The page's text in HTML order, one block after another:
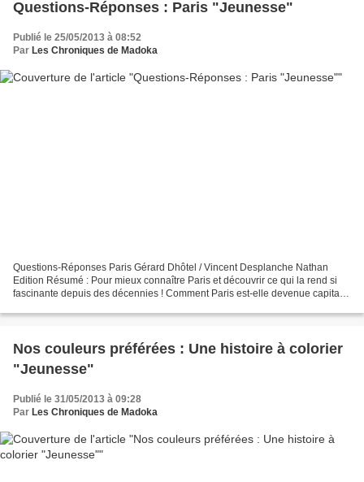
Questions-Réponses : Paris "Jeunesse"
Publié le 25/05/2013 à 08:52
Par Les Chroniques de Madoka
Questions-Réponses Paris Gérard Dhôtel / Vincent Desplanche Nathan
Edition Résumé : Pour mieux connaître Paris et découvrir ce qui la rend si
fascinante depuis des décennies ! Comment Paris est-elle devenue capitale
Nos couleurs préférées : Une histoire à colorier
"Jeunesse"
Publié le 31/05/2013 à 09:28
Par Les Chroniques de Madoka